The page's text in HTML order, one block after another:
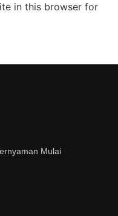
in this browser for
Mulai